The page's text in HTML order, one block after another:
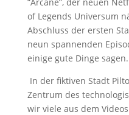
of Legends Universum
Abschluss der ersten
neun spannenden
einige gute Dinge sagen.
In der fiktiven Stadt
Zentrum des
wir viele aus dem